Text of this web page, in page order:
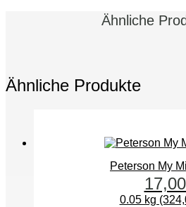
Ähnliche
Ähnliche Produkte
Peterson My
17,00
0.05 kg